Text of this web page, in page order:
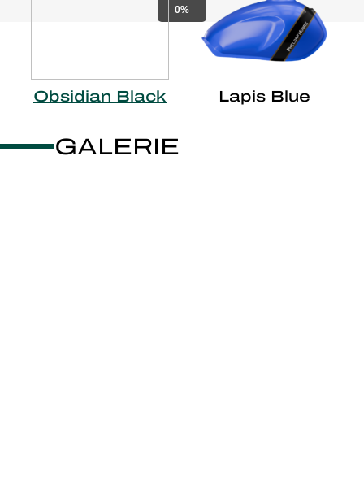
0%
Obsidian Black Lapis Blue
GALERIE